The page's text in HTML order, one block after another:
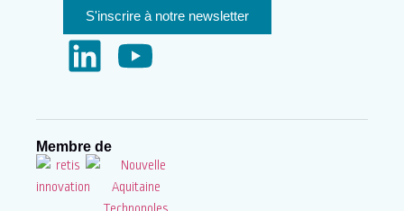
S'inscrire à notre newsletter
Membre de